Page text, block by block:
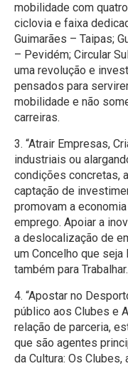
mobilidade com
ciclovia e faixa
Guimarães – Taipas;
– Pevidém; Circular
uma revolução e
pensados para
mobilidade e não
carreiras.
3. “Atrair Empresas,
industriais ou
condições concretas,
captação de
promovam a
emprego. Apoiar a
a deslocalização de
um Concelho que seja
também para Trabalhar.
4. “Apostar no
público aos Clubes e
relação de parceria,
que são agentes
da Cultura: Os